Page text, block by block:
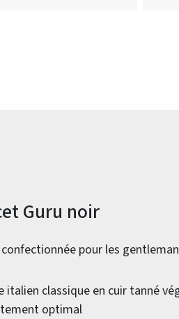
le produit
Guru noir
pour les
italien classique en cuir tanné
optimal